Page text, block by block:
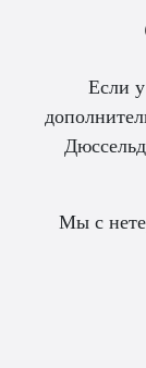
Если
Мы с